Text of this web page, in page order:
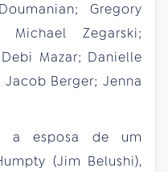
Gregory
Zegarski;
Mazar; Danielle
Berger; Jenna
a esposa de um
(Jim Belushi),